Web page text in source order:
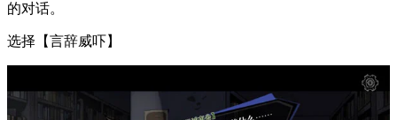
的对话。
选择【言辞威吓】